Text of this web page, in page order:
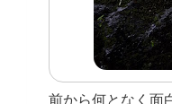
前から何となく面